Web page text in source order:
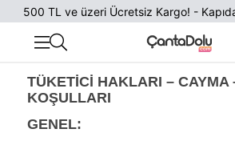
500 TL ve üzeri Ücretsiz Kargo! -
TÜKETİCİ HAKLARI – CAYMA
KOŞULLARI
GENEL: